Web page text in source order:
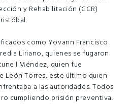
y Rehabilitación (CCR)
como Yovann Francisco
Liriano, quienes se fugaron
Méndez, quien fue
León Torres, este último quien
a las autoridades. Todos
cumpliendo prisión preventiva.